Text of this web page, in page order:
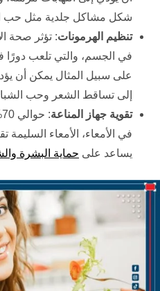
شكل مشاكل جلدية مثل حب
تنظيم الهرمونات: تؤثر صحة
في الجسم، والتي تلعب
على سبيل المثال يمكن أن
إلى تساقط الشعر وحب
تقوية جهاز المناعة
في الأمعاء، الأمعاء السليمة
يساعد على حماية البشرة